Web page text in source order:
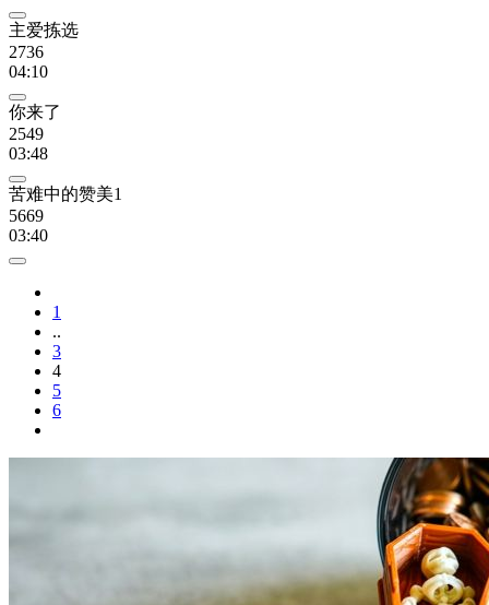
主爱拣选
2736
04:10
你来了
2549
03:48
苦难中的赞美1
5669
03:40
1
..
3
4
5
6